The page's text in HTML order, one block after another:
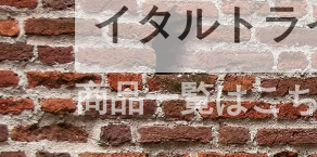
イタルト
商品一覧はこ